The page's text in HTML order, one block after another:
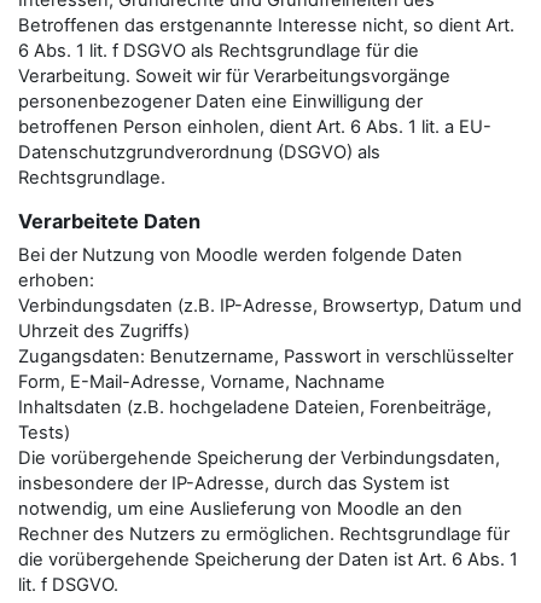
Betroffenen das erstgenannte Interesse nicht, so dient Art.
6 Abs. 1 lit. f DSGVO als Rechtsgrundlage für die
Verarbeitung. Soweit wir für Verarbeitungsvorgänge
personenbezogener Daten eine Einwilligung der
betroffenen Person einholen, dient Art. 6 Abs. 1 lit. a EU-
Datenschutzgrundverordnung (DSGVO) als
Rechtsgrundlage.
Verarbeitete Daten
Bei der Nutzung von Moodle werden folgende Daten
erhoben:
Verbindungsdaten (z.B. IP-Adresse, Browsertyp, Datum und
Uhrzeit des Zugriffs)
Zugangsdaten: Benutzername, Passwort in verschlüsselter
Form, E-Mail-Adresse, Vorname, Nachname
Inhaltsdaten (z.B. hochgeladene Dateien, Forenbeiträge,
Tests)
Die vorübergehende Speicherung der Verbindungsdaten,
insbesondere der IP-Adresse, durch das System ist
notwendig, um eine Auslieferung von Moodle an den
Rechner des Nutzers zu ermöglichen. Rechtsgrundlage für
die vorübergehende Speicherung der Daten ist Art. 6 Abs. 1
lit. f DSGVO.